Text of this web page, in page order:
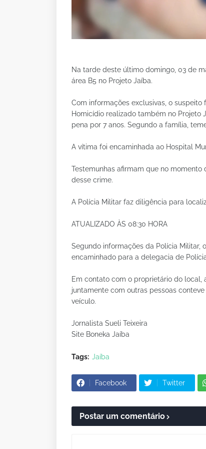
Na tarde deste último domingo, 03 de
área B5 no Projeto Jaíba.
Com informações exclusivas, o
Homicídio realizado também no
pena por 7 anos. Segundo a família,
A vítima foi encaminhada ao Hospital
Testemunhas afirmam que no
desse crime.
A Polícia Militar faz diligência para
ATUALIZADO ÀS 08:30 HORA
Segundo informações da Polícia Militar,
encaminhado para a delegacia de
Em contato com o proprietário do local,
juntamente com outras pessoas
veículo.
Jornalista Sueli Teixeira
Site Boneka Jaíba
Tags: Jaíba
Facebook Twitter
Postar um comentário